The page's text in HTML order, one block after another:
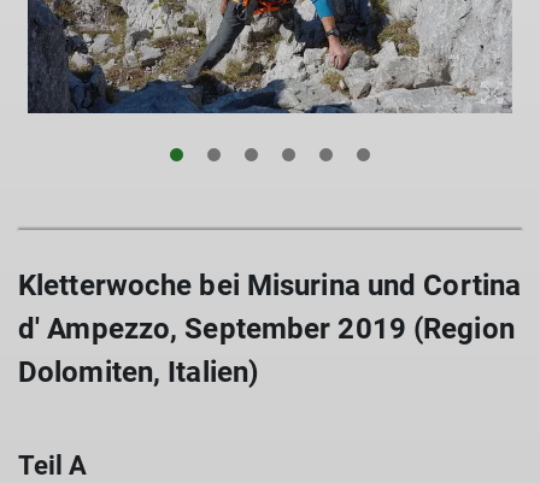
Kletterwoche bei Misurina und Cortina
d' Ampezzo, September 2019 (Region
Dolomiten, Italien)
Teil A